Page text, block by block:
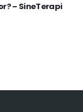
– SineTerapi